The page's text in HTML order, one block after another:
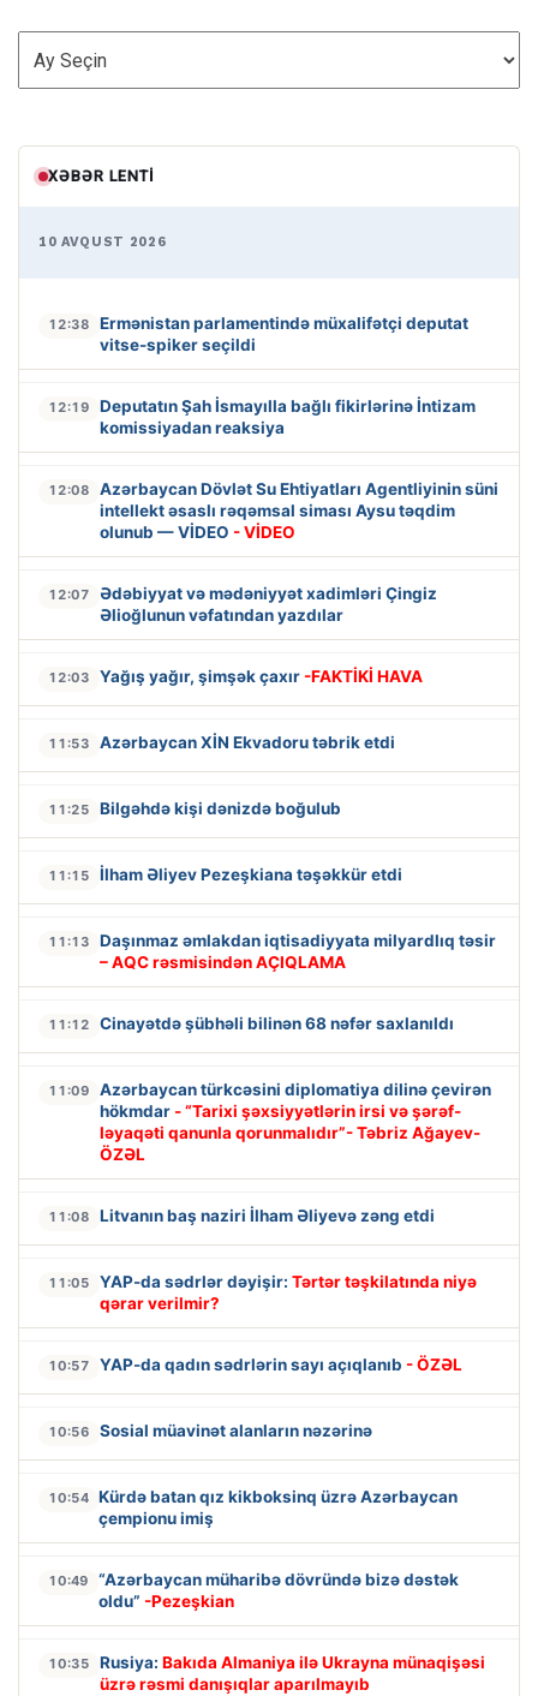
ARXİV
XƏBƏR LENTI
10 AVQUST 2026
12:38
Ermənistan parlamentində müxalifətçi deputat
vitse-spiker seçildi
12:19
Deputatın Şah İsmayılla bağlı fikirlərinə İntizam
komissiyadan reaksiya
12:08
Azərbaycan Dövlət Su Ehtiyatları Agentliyinin süni
intellekt əsaslı rəqəmsal siması Aysu təqdim
olunub — VİDEO - VİDEO
12:07
Ədəbiyyat və mədəniyyət xadimləri Çingiz
Əlioğlunun vəfatından yazdılar
12:03 Yağış yağır, şimşək çaxır -FAKTİKİ HAVA
11:53 Azərbaycan XİN Ekvadoru təbrik etdi
11:25 Bilgəhdə kişi dənizdə boğulub
11:15 İlham Əliyev Pezeşkiana təşəkkür etdi
11:13
Daşınmaz əmlakdan iqtisadiyyata milyardlıq təsir
– AQC rəsmisindən AÇIQLAMA
11:12 Cinayətdə şübhəli bilinən 68 nəfər saxlanıldı
11:09
Azərbaycan türkcəsini diplomatiya dilinə çevirən
hökmdar - “Tarixi şəxsiyyətlərin irsi və şərəf-
ləyaqəti qanunla qorunmalıdır”- Təbriz Ağayev-
ÖZƏL
11:08 Litvanın baş naziri İlham Əliyevə zəng etdi
11:05 YAP-da sədrlər dəyişir: Tərtər təşkilatında niyə
qərar verilmir?
10:57 YAP-da qadın sədrlərin sayı açıqlanıb - ÖZƏL
10:56 Sosial müavinət alanların nəzərinə
10:54 Kürdə batan qız kikboksinq üzrə Azərbaycan
çempionu imiş
10:49
“Azərbaycan müharibə dövründə bizə dəstək
oldu” -Pezeşkian
10:35 Rusiya: Bakıda Almaniya ilə Ukrayna münaqişəsi
üzrə rəsmi danışıqlar aparılmayıb